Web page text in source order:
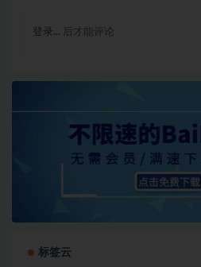
登录... 后才能评论
标签云